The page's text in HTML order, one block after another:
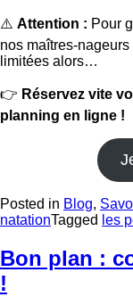
⚠️ Attention : Pour
nos maîtres-
limitées alors…
👉 Réservez vite
planning en ligne !
Posted in Blog,
natationTagged les
Bon plan :
!